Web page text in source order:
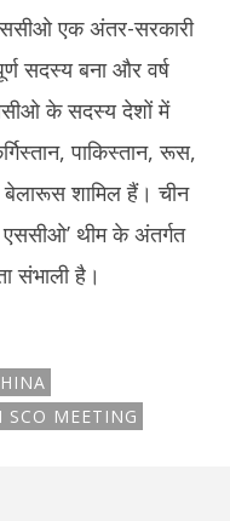
एक अंतर-सरकारी
सदस्य बना और वर्ष
के सदस्य देशों में
पाकिस्तान, रूस,
बेलारूस शामिल हैं। चीन
एससीओ’ थीम के अंतर्गत
संभाली है।
SCO MEETING